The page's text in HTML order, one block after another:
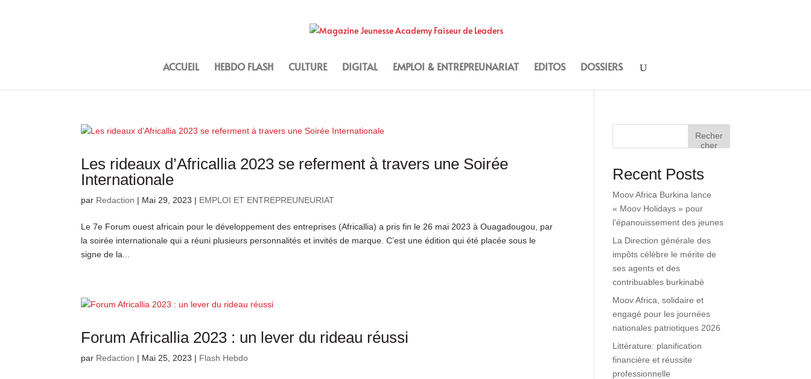
ACCUEIL HEBDO FLASH CULTURE DIGITAL EMPLOI & ENTREPREUNARIAT EDITOS DOSSIERS
Les rideaux d’Africallia 2023 se referment à travers une Soirée
Internationale
par Redaction | Mai 29, 2023 | EMPLOI ET ENTREPREUNEURIAT
Le 7e Forum ouest africain pour le développement des entreprises (Africallia) a pris fin le 26 mai 2023 à Ouagadougou, par
la soirée internationale qui a réuni plusieurs personnalités et invités de marque. C’est une édition qui été placée sous le
signe de la...
Forum Africallia 2023 : un lever du rideau réussi
par Redaction | Mai 25, 2023 | Flash Hebdo
Recher
cher
Recent Posts
Moov Africa Burkina lance
« Moov Holidays » pour
l’épanouissement des jeunes
La Direction générale des
impôts célèbre le mérite de
ses agents et des
contribuables burkinabè
Moov Africa, solidaire et
engagé pour les journées
nationales patriotiques 2026
Littérature: planification
financière et réussite
professionnelle